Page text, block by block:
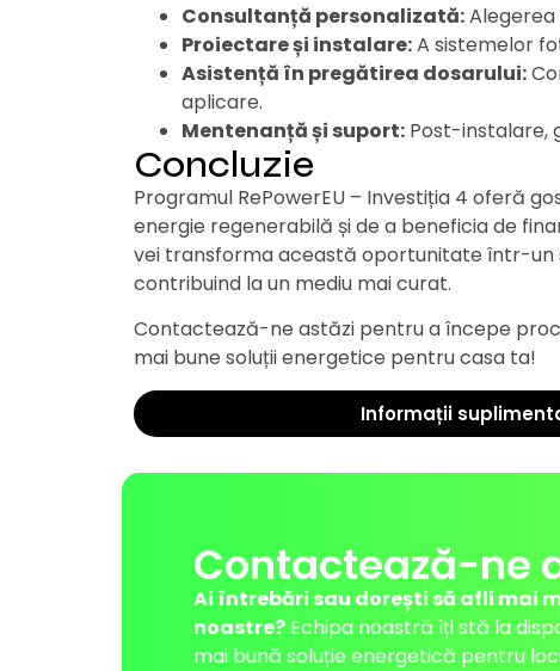
Consultanță personalizată:
Proiectare și instalare:A sistemelor
Asistență în pregătirea dosarului:
aplicare.
Mentenanță și suport: Post-instalare,
Concluzie
Programul RePowerEU – Investiția 4 oferă
energie regenerabilă și de a beneficia de
vei transforma această oportunitate într-un
contribuind la un mediu mai curat.
Contactează-ne astăzi pentru a începe
mai bune soluții energetice pentru casa ta!
Informații
Contactează-ne
Ai întrebări sau dorești să afli mai
noastre? Echipa noastră îți stă la
mai bună soluție energetică pentru